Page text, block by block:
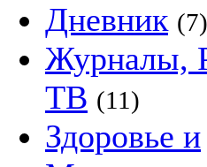
Дневник (7)
Журналы,
ТВ (11)
Здоровье и